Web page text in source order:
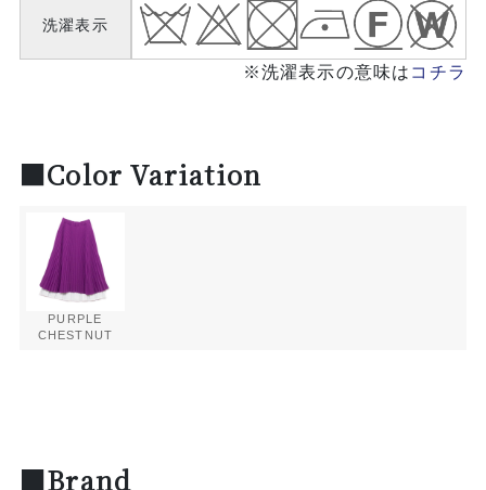
洗濯表示
※洗濯表示の意味は コチラ
■Color Variation
PURPLE
CHESTNUT
■Brand